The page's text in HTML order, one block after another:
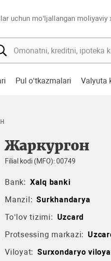
uchun mo‘ljallangan
Pul o‘tkazmalari Valyuta
Жаркургон
Filial kodi (MFO): 00749
Bank: Xalq banki
Manzil: Surkhandarya
To‘lov tizimi: Uzcard
Protsessing markazi:
Viloyat: Surxondaryo